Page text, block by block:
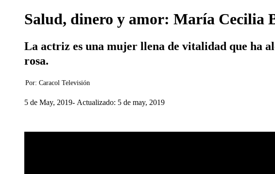
Salud, dinero y amor: María Cecilia
La actriz es una mujer llena de vitalidad que ha
rosa.
Por: Caracol Televisión
5 de May, 2019 Actualizado: 5 de may, 2019